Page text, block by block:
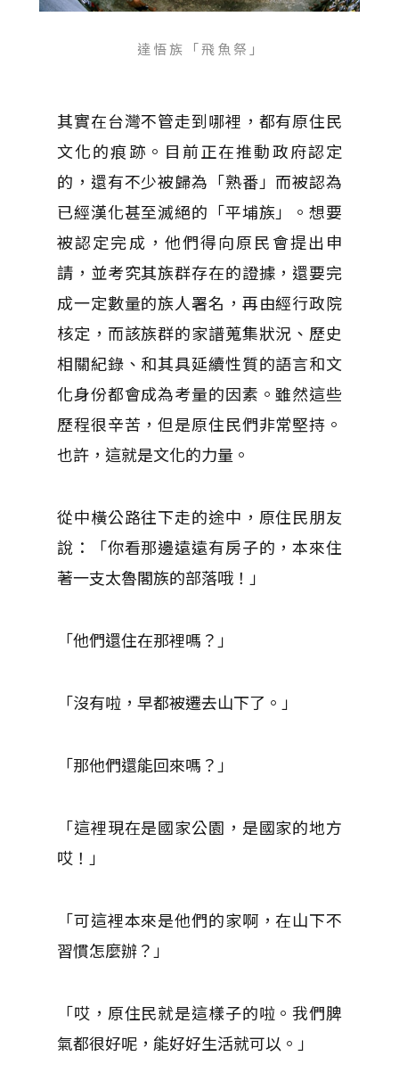
達 悟 族 「 飛 魚 祭 」
其實在台灣不管走到哪裡，都有原住民
文化的痕跡。目前正在推動政府認定
的，還有不少被歸為「熟番」而被認為
已經漢化甚至滅絕的「平埔族」。想要
被認定完成，他們得向原民會提出申
請，並考究其族群存在的證據，還要完
成一定數量的族人署名，再由經行政院
核定，而該族群的家譜蒐集狀況、歷史
相關紀錄、和其具延續性質的語言和文
化身份都會成為考量的因素。雖然這些
歷程很辛苦，但是原住民們非常堅持。
也許，這就是文化的力量。
從中橫公路往下走的途中，原住民朋友
說：「你看那邊遠遠有房子的，本來住
著一支太魯閣族的部落哦！」
「他們還住在那裡嗎？」
「沒有啦，早都被遷去山下了。」
「那他們還能回來嗎？」
「這裡現在是國家公園，是國家的地方
哎！」
「可這裡本來是他們的家啊，在山下不
習慣怎麼辦？」
「哎，原住民就是這樣子的啦。我們脾
氣都很好呢，能好好生活就可以。」